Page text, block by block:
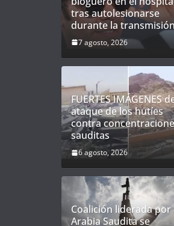
tras autolesionarse
durante la
7 agosto, 2026
FUERTES IMÁGENES
ataque de los hutíes
contra
sauditas
6 agosto, 2026
Coalición liderada por
Arabia Saudita se